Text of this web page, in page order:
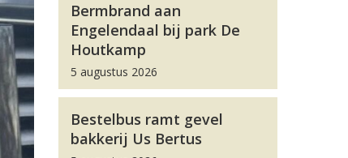
Bermbrand aan
Engelendaal bij park De
Houtkamp
5 augustus 2026
Bestelbus ramt gevel
bakkerij Us Bertus